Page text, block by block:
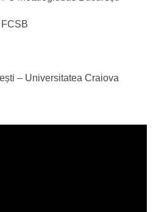
– Universitatea Craiova